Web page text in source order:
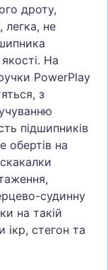
дроту,
легка, не
На
PowerPlay
з
підшипників
обертів на
судинну
на такій
ікр, стегон та